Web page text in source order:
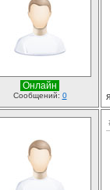
Онлайн
Сообщений: 0